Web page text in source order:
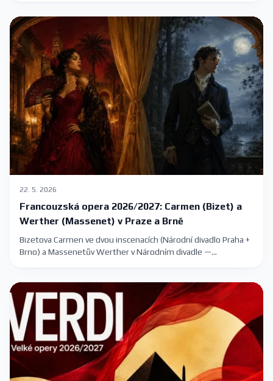
22. 5. 2026
Francouzská opera 2026/2027: Carmen (Bizet) a
Werther (Massenet) v Praze a Brně
Bizetova Carmen ve dvou inscenacích (Národní divadlo Praha +
Brno) a Massenetův Werther v Národním divadle —